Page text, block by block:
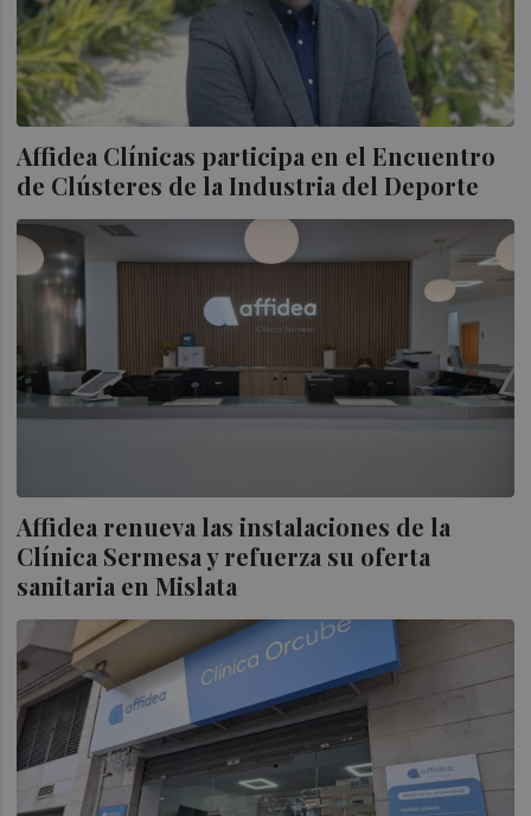
Affidea Clínicas participa en el Encuentro
de Clústeres de la Industria del Deporte
Affidea renueva las instalaciones de la
Clínica Sermesa y refuerza su oferta
sanitaria en Mislata